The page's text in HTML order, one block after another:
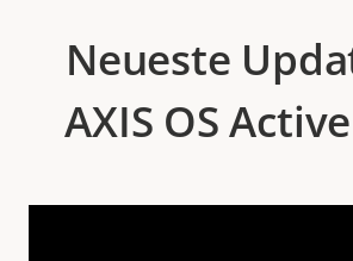
Neueste
AXIS OS